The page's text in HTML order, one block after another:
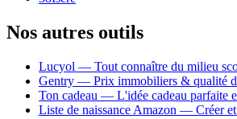
Nos autres outils
Lucyol — Tout connaître du milieu
Gentry — Prix immobiliers & qualité
Ton cadeau — L'idée cadeau parfaite
Liste de naissance Amazon — Créer